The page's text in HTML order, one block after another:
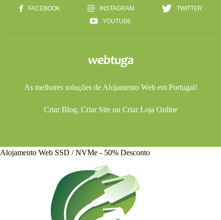
FACEBOOK INSTAGRAM
TWITTER
YOUTUBE
As melhores soluções de Alojamento Webem Portugal!
Criar Blog, Criar Siteou Criar Loja Online
Alojamento Web SSD / NVMe - 50% Desconto